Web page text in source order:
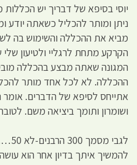
יוסי בסיפא של דבריך יש הכללות
ניתן ומותר להכליל כשאתה יודע
מביא את ההכללה והשימוש בה
הקרקע מתחת לרגליי ולטיעון
המגונה שאתה מבצע בהכללה
ההכללה. לא לכל אחד מותר
אתייחס לסיפא של הדברים. אומר
ושומרון ותומך ביציאה משם.
להמשיך איתך בדיון אחר הוא